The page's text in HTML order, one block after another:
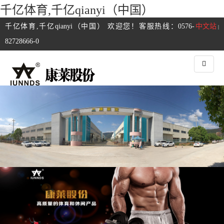
千亿体育,千亿qianyi（中国）
中文站 |
千亿体育,千亿qianyi（中国） 欢迎您！客服热线：0576-
82728666-0